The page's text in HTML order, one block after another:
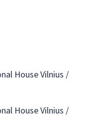
House Vilnius /
House Vilnius /